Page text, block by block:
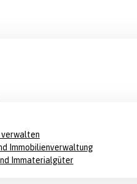
verwalten
Immobilienverwaltung
Immaterialgüter